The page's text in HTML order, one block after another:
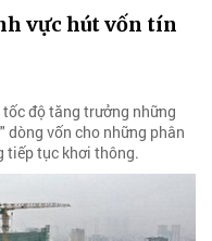
vực hút vốn tín
độ tăng trưởng những
dòng vốn cho những phân
tiếp tục khơi thông.